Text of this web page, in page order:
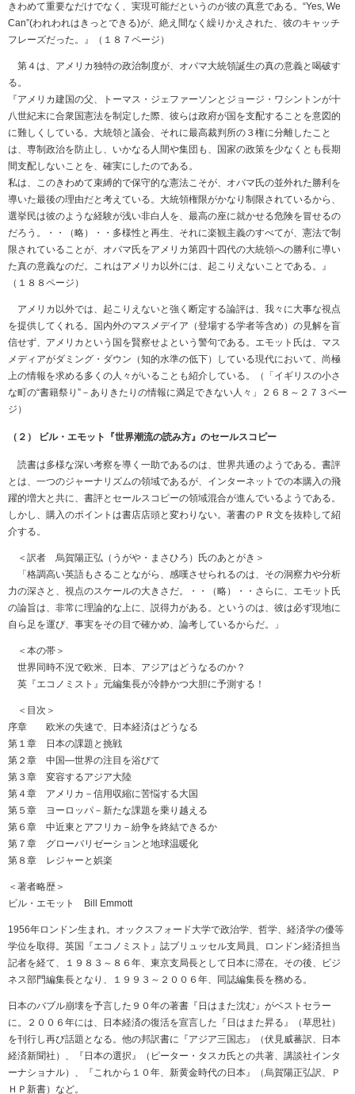
きわめて重要なだけでなく、実現可能だというのが彼の真意である。“Yes, We
Can”(われわれはきっとできる)が、絶え間なく繰りかえされた、彼のキャッチ
フレーズだった。』（１８７ページ）
第４は、アメリカ独特の政治制度が、オバマ大統領誕生の真の意義と喝破す
る。
『アメリカ建国の父、トーマス・ジェファーソンとジョージ・ワシントンが十
八世紀末に合衆国憲法を制定した際、彼らは政府が国を支配することを意図的
に難しくしている。大統領と議会、それに最高裁判所の３権に分離したこと
は、専制政治を防止し、いかなる人間や集団も、国家の政策を少なくとも長期
間支配しないことを、確実にしたのである。
私は、このきわめて束縛的で保守的な憲法こそが、オバマ氏の並外れた勝利を
導いた最後の理由だと考えている。大統領権限がかなり制限されているから、
選挙民は彼のような経験が浅い非白人を、最高の座に就かせる危険を冒せるの
だろう。・・（略）・・多様性と再生、それに楽観主義のすべてが、憲法で制
限されていることが、オバマ氏をアメリカ第四十四代の大統領への勝利に導い
た真の意義なのだ。これはアメリカ以外には、起こりえないことである。』
（１８８ページ）
アメリカ以外では、起こりえないと強く断定する論評は、我々に大事な視点
を提供してくれる。国内外のマスメデイア（登場する学者等含め）の見解を盲
信せず、アメリカという国を賢察せよという警句である。エモット氏は、マス
メディアがダミング・ダウン（知的水準の低下）している現代において、尚極
上の情報を求める多くの人々がいることも紹介している。（「イギリスの小さ
な町の“書籍祭り”－ありきたりの情報に満足できない人々」２６８～２７３ペー
ジ）
（２） ビル・エモット『世界潮流の読み方』のセールスコピー
読書は多様な深い考察を導く一助であるのは、世界共通のようである。書評
とは、一つのジャーナリズムの領域であるが、インターネットでの本購入の飛
躍的増大と共に、書評とセールスコピーの領域混合が進んでいるようである。
しかし、購入のポイントは書店店頭と変わりない。著書のＰＲ文を抜粋して紹
介する。
＜訳者 烏賀陽正弘（うがや・まさひろ）氏のあとがき＞
「格調高い英語もさることながら、感嘆させられるのは、その洞察力や分析
力の深さと、視点のスケールの大きさだ。・・（略）・・さらに、エモット氏
の論旨は、非常に理論的な上に、説得力がある。というのは、彼は必ず現地に
自ら足を運び、事実をその目で確かめ、論考しているからだ。」
＜本の帯＞
世界同時不況で欧米、日本、アジアはどうなるのか？
英『エコノミスト』元編集長が冷静かつ大胆に予測する！
＜目次＞
序章 欧米の失速で、日本経済はどうなる
第１章 日本の課題と挑戦
第２章 中国―世界の注目を浴びて
第３章 変容するアジア大陸
第４章 アメリカ－信用収縮に苦悩する大国
第５章 ヨーロッパ－新たな課題を乗り越える
第６章 中近東とアフリカ－紛争を終結できるか
第７章 グローバリゼーションと地球温暖化
第８章 レジャーと娯楽
＜著者略歴＞
ビル・エモット Bill Emmott
1956年ロンドン生まれ。オックスフォード大学で政治学、哲学、経済学の優等
学位を取得。英国『エコノミスト』誌ブリュッセル支局員、ロンドン経済担当
記者を経て、１９８３～８６年、東京支局長として日本に滞在。その後、ビジ
ネス部門編集長となり、１９９３～２００６年、同誌編集長を務める。
日本のバブル崩壊を予言した９０年の著書『日はまた沈む』がベストセラー
に。２００６年には、日本経済の復活を宣言した『日はまた昇る』（草思社）
を刊行し再び話題となる。他の邦訳書に『アジア三国志』（伏見威蕃訳、日本
経済新聞社）、『日本の選択』（ピーター・タスカ氏との共著、講談社インタ
ーナショナル）、『これから１０年、新黄金時代の日本』（烏賀陽正弘訳、Ｐ
ＨＰ新書）など。